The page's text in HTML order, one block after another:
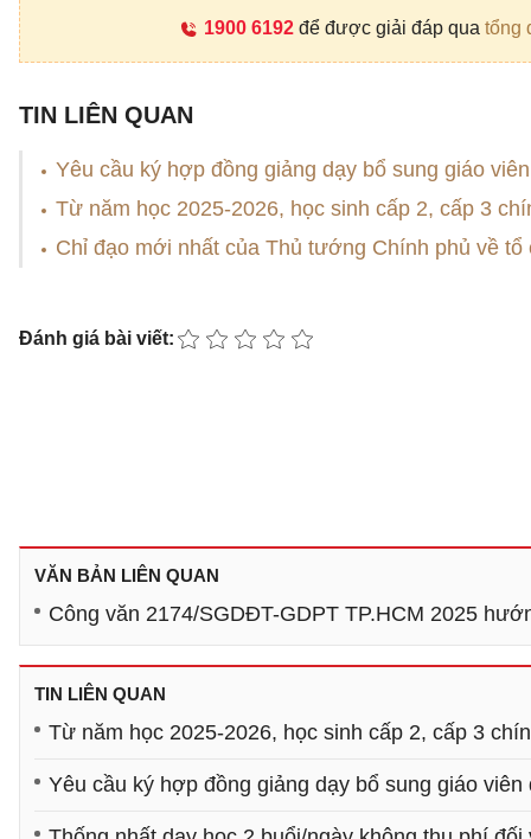
1900 6192để được giải đáp qua tổng
TIN LIÊN QUAN
Yêu cầu ký hợp đồng giảng dạy bổ sung giáo
Từ năm học 2025-2026, học sinh cấp 2, cấp 3
Chỉ đạo mới nhất của Thủ tướng Chính phủ về
Đánh giá bài viết:
VĂN BẢN LIÊN QUAN
Công văn 2174/SGDĐT-GDPT TP.HCM 2025
TIN LIÊN QUAN
Từ năm học 2025-2026, học sinh cấp 2, cấp 3
Yêu cầu ký hợp đồng giảng dạy bổ sung giáo